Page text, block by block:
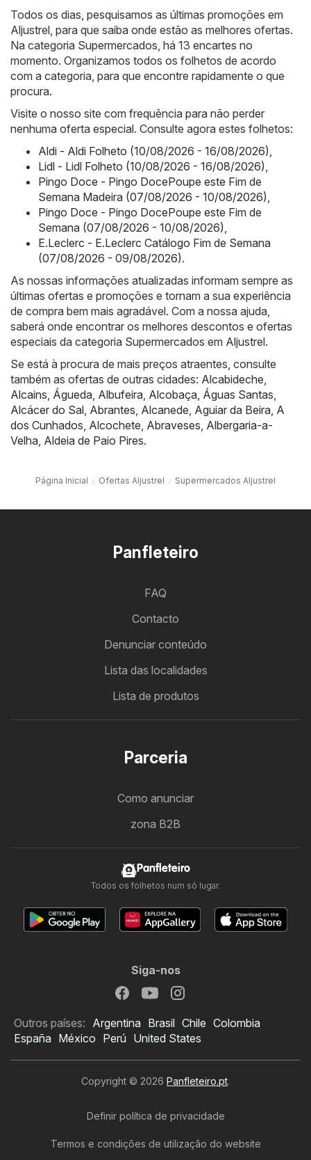
Todos os dias, pesquisamos as últimas promoções em
Aljustrel, para que saiba onde estão as melhores ofertas.
Na categoria Supermercados, há 13 encartes no
momento. Organizamos todos os folhetos de acordo
com a categoria, para que encontre rapidamente o que
procura.
Visite o nosso site com frequência para não perder
nenhuma oferta especial. Consulte agora estes folhetos:
Aldi - Aldi Folheto (10/08/2026 - 16/08/2026)
Lidl - Lidl Folheto (10/08/2026 - 16/08/2026)
Pingo Doce - Pingo DocePoupe este Fim de
Semana Madeira (07/08/2026 - 10/08/2026)
Pingo Doce - Pingo DocePoupe este Fim de
Semana (07/08/2026 - 10/08/2026)
E.Leclerc - E.Leclerc Catálogo Fim de Semana
(07/08/2026 - 09/08/2026).
As nossas informações atualizadas informam sempre as
últimas ofertas e promoções e tornam a sua experiência
de compra bem mais agradável. Com a nossa ajuda,
saberá onde encontrar os melhores descontos e ofertas
especiais da categoria Supermercados em Aljustrel.
Se está à procura de mais preços atraentes, consulte
também as ofertas de outras cidades: Alcabideche
Alcains Águeda Albufeira Alcobaça Águas Santas
Alcácer do Sal Abrantes Alcanede Aguiar da Beira A
dos Cunhados Alcochete Abraveses Albergaria-a-
Velha Aldeia de Paio Pires.
Página Inicial Ofertas Aljustrel Supermercados Aljustrel
Panfleteiro
FAQ
Contacto
Denunciar conteúdo
Lista das localidades
Lista de produtos
Parceria
Como anunciar
zona B2B
Panfleteiro
Todos os folhetos num só lugar.
Siga-nos
Outros países: Argentina Brasil Chile Colombia
España México Perú United States
Copyright © 2026 Panfleteiro.pt.
Definir política de privacidade
Termos e condições de utilização do website